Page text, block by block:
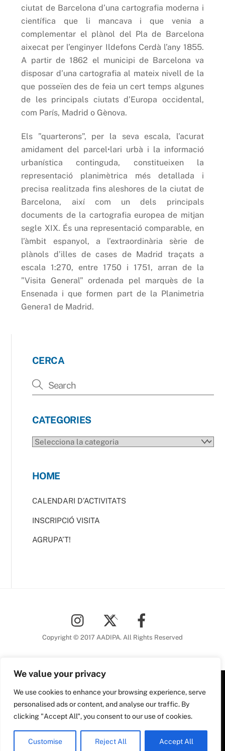
We value your privacy
We use cookies to enhance your browsing experience, serve
personalised ads or content, and analyse our traffic. By
clicking "Accept All", you consent to our use of cookies.
Customise Reject All Accept All
ciutat de Barcelona d’una cartografia moderna i
científica que li mancava i que venia a
complementar el plànol del Pla de Barcelona
aixecat per l’enginyer Ildefons Cerdà l’any 1855.
A partir de 1862 el municipi de Barcelona va
disposar d’una cartografia al mateix nivell de la
que posseïen des de feia un cert temps algunes
de les principals ciutats d’Europa occidental,
com París, Madrid o Gènova.
Els ”quarterons”, per la seva escala, l’acurat
amidament del parcel•lari urbà i la informació
urbanística continguda, constitueixen la
representació planimètrica més detallada i
precisa realitzada fins aleshores de la ciutat de
Barcelona, així com un dels principals
documents de la cartografia europea de mitjan
segle XIX. És una representació comparable, en
l’àmbit espanyol, a l’extraordinària sèrie de
plànols d’illes de cases de Madrid traçats a
escala 1:270, entre 1750 i 1751, arran de la
”Visita General” ordenada pel marquès de la
Ensenada i que formen part de la Planimetria
Genera1 de Madrid.
CERCA
CATEGORIES
CATEGORIES
HOME
CALENDARI D’ACTIVITATS
INSCRIPCIÓ VISITA
AGRUPA’T!
To
Top
Copyright © 2017 AADIPA. All Rights Reserved
08002 Barcelona
Plaça Nova, 5 6a planta
08002 Barcelona
Tel. 93 306 78 28
aadipa@coac.net